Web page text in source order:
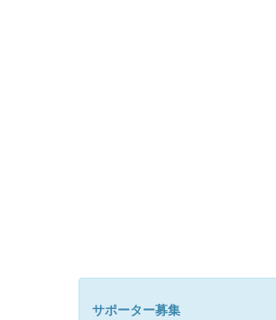
サポーター募集